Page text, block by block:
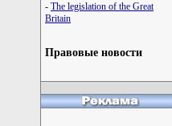
- The legislation of the Great
Britain
Правовые новости